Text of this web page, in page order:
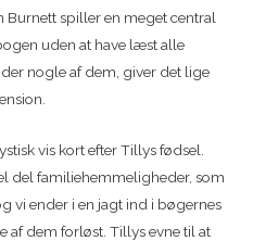
Burnett spiller en meget central
uden at have læst alle
nogle af dem, giver det lige
vis kort efter Tillys fødsel.
del familiehemmeligheder, som
vi ender i en jagt ind i bøgernes
af dem forløst. Tillys evne til at